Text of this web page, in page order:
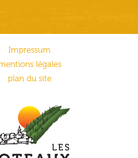
Impressum
légales
plan du site